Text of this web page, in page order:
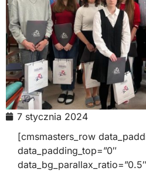
7 stycznia 2024
[cmsmasters_row
data_padding_top=”0″
data_bg_parallax_ratio=”0.5″